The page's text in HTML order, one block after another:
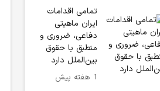
تمامی اقدامات
ایران ماهیتی
دفاعی، ضروری و
منطبق با حقوق
بین‌الملل دارد
1 هفته پیش